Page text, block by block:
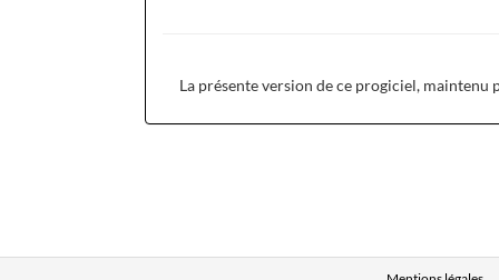
La présente version de ce progiciel, maintenu